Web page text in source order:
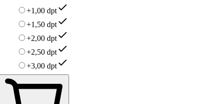
+1,00 dpt
+1,50 dpt
+2,00 dpt
+2,50 dpt
+3,00 dpt